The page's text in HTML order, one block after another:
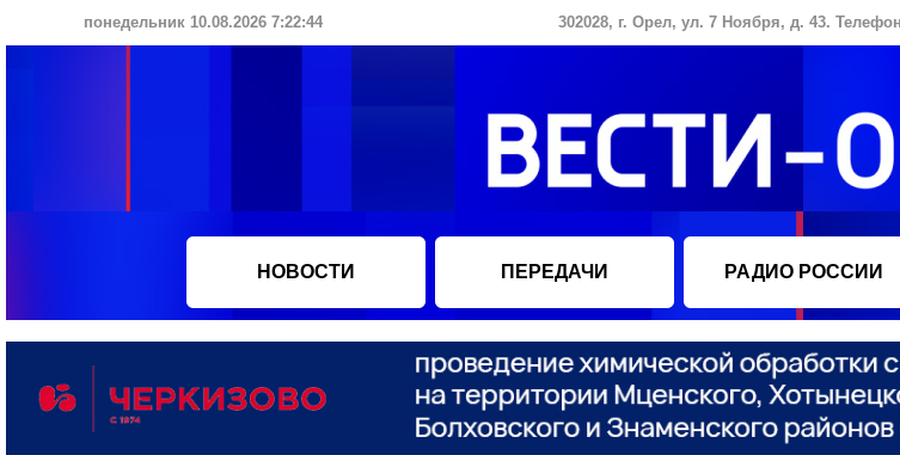
понедельник 10.08.2026 7:22:45 302028, г. Орел, ул. 7 Ноября, д. 43.
НОВОСТИ ПЕРЕДАЧИ РАДИО РОССИИ